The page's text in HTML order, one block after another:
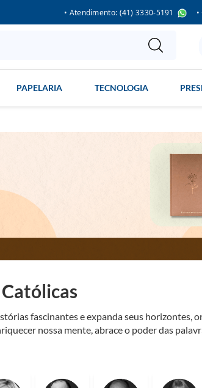
• Atendimento: (41) 3330-5191
PAPELARIA TECNOLOGIA
fascinantes e expanda seus horizontes,
nossa mente, abrace o poder das
Tenha certeza, temos o livro perfeito para
Católicas